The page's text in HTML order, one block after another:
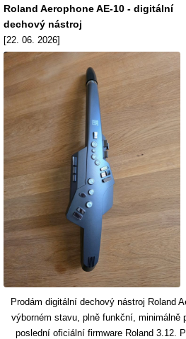
Roland Aerophone AE-10 - digitální
dechový nástroj
[22. 06. 2026]
Prodám digitální dechový nástroj Roland
výborném stavu, plně funkční, minimálně
poslední oficiální firmware Roland 3.12.